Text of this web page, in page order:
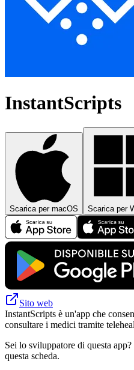
InstantScripts
Scarica per macOS Scarica per
Sito web
InstantScripts è un'app che
consultare i medici tramite
Sei lo sviluppatore di questa app?
questa scheda.